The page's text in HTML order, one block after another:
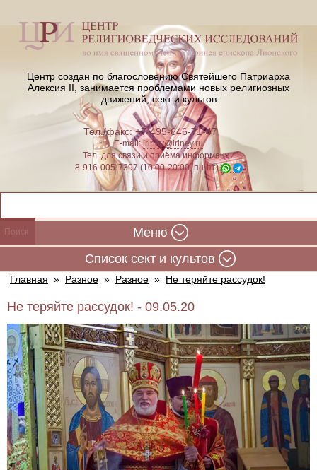
Центр создан по благословению Святейшего Патриарха
Алексия II, занимается проблемами новых религиозных
движений, сект и культов
Тел./факс: +7-495-646-71-47
E-mail:iriney@iriney.ru
Тел. для связи и приёма информации
8-916-005-7397 (10:00-20:00, пн-пт)
Меню
Cписок сект и культов
Главная » Разное » Разное » Не теряйте рассудок!
Не теряйте рассудок! - 09.05.20